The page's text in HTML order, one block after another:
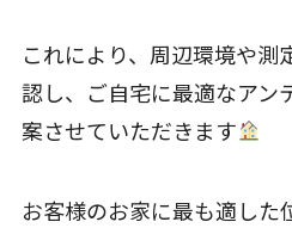
これにより、周辺環境や測
認し、ご自宅に最適なアン
案させていただきます
お客様のお家に最も適した